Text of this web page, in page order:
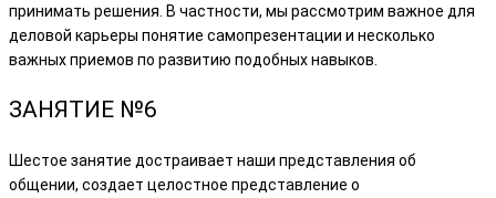
принимать решения. В частности, мы рассмотрим важное для
деловой карьеры понятие самопрезентации и несколько
важных приемов по развитию подобных навыков.
ЗАНЯТИЕ №6
Шестое занятие достраивает наши представления об
общении, создает целостное представление о